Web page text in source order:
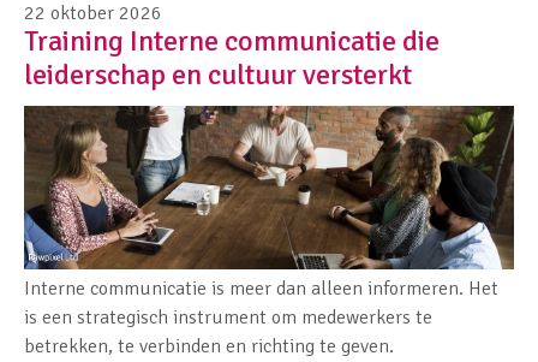
22 oktober 2026
Training Interne communicatie die
leiderschap en cultuur versterkt
Interne communicatie is meer dan alleen informeren. Het
is een strategisch instrument om medewerkers te
betrekken, te verbinden en richting te geven.